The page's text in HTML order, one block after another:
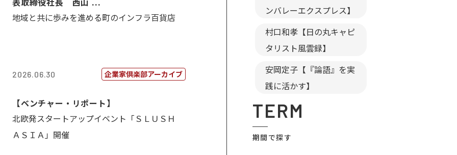
地域と共に歩みを進める町のインフラ百貨店
2026.06.30 企業家倶楽部アーカイブ
【ベンチャー・リポート】
北欧発スタートアップイベント「ＳＬＵＳＨ
ＡＳＩＡ」開催
ンバレーエクスプレス】
村口和孝【日の丸キャピ
タリスト風雲録】
安岡定子【『論語』を実
践に活かす】
TERM
期間で探す